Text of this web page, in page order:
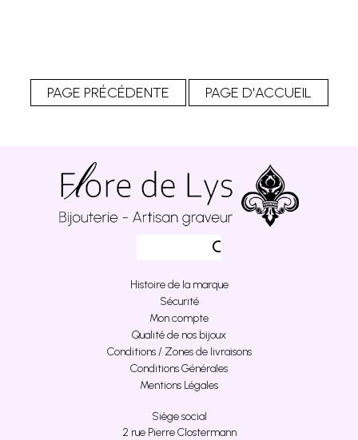
Histoire de la marque
Sécurité
Mon compte
Qualité de nos bijoux
Conditions / Zones de livraisons
Conditions Générales
Mentions Légales
Siège social
2 rue Pierre Clostermann